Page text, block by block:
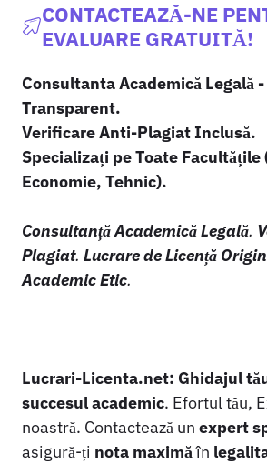
CONTACTEAZĂ-NE
EVALUARE GRATUITĂ!
Consultanta Academică Legală
Transparent.
Verificare Anti-Plagiat Inclusă.
Specializați pe Toate Facultățile
Economie, Tehnic).
Consultanță Academică Legală.
Plagiat. Lucrare de Licență
Academic Etic.
Lucrari-Licenta.net: Ghidajul
succesul academic. Efortul tău,
noastră. Contactează un expert
asigură-ți nota maximăîn